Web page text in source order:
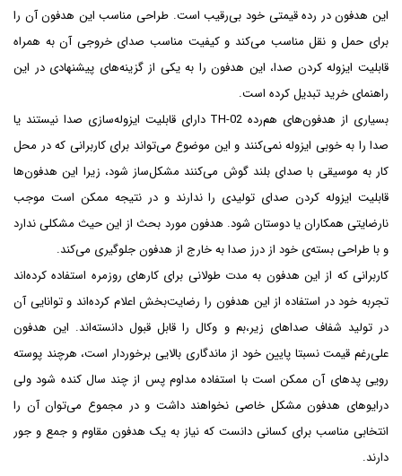
این هدفون در رده قیمتی خود بی‌رقیب است. طراحی مناسب این هدفون آن را
برای حمل و نقل مناسب می‌کند و کیفیت مناسب صدای خروجی آن به همراه
قابلیت ایزوله کردن صدا، این هدفون را به یکی از گزینه‌های پیشنهادی در این
راهنمای خرید تبدیل کرده است.
بسیاری از هدفون‌های هم‌رده TH-02 دارای قابلیت ایزوله‌سازی صدا نیستند یا
صدا را به خوبی ایزوله نمی‌کنند و این موضوع می‌تواند برای کاربرانی که در محل
کار به موسیقی با صدای بلند گوش می‌کنند مشکل‌ساز شود، زیرا این هدفون‌ها
قابلیت ایزوله کردن صدای تولیدی را ندارند و در نتیجه ممکن است موجب
نارضایتی همکاران یا دوستان شود. هدفون مورد بحث از این حیث مشکلی ندارد
و با طراحی بسته‌ی خود از درز صدا به خارج از هدفون جلوگیری می‌کند.
کاربرانی که از این هدفون به مدت طولانی برای کارهای روزمره استفاده کرده‌اند
تجربه خود در استفاده از این هدفون را رضایت‌بخش اعلام کرده‌اند و توانایی آن
در تولید شفاف صداهای زیر،بم و وکال را قابل قبول دانسته‌اند. این هدفون
علی‌رغم قیمت نسبتا پایین خود از ماندگاری بالایی برخوردار است، هرچند پوسته
رویی پدهای آن ممکن است با استفاده مداوم پس از چند سال کنده شود ولی
درایوهای هدفون مشکل خاصی نخواهند داشت و در مجموع می‌توان آن را
انتخابی مناسب برای کسانی دانست که نیاز به یک هدفون مقاوم و جمع و جور
دارند.